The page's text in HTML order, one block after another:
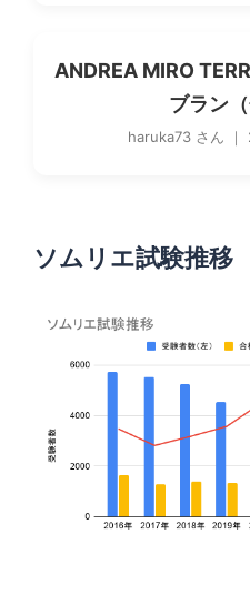
ANDREA MIRO
ブラン（
haruka73 さん
ソムリエ試験推移